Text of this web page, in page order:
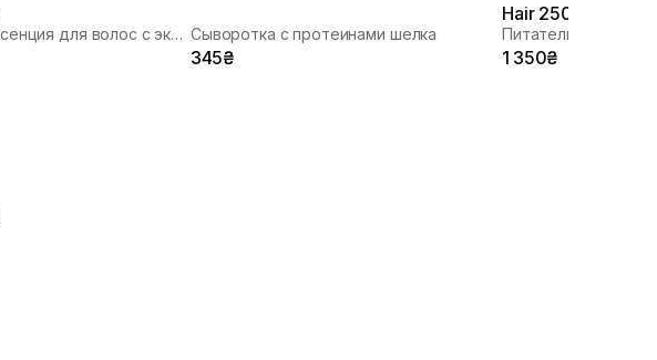
Питательная эссенция для волос с экстрактом черного чая Сыворотка с протеинами шелка
345₴
Hair 250 мл
Питательная
1 350₴